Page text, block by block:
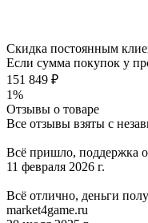
Скидка постоянным
Если сумма покупок у
151 849 ₽
1%
Отзывы о товаре
Все отзывы взяты с
Всё пришло, поддержка
11 февраля 2026 г.
Всё отлично, деньги
market4game.ru